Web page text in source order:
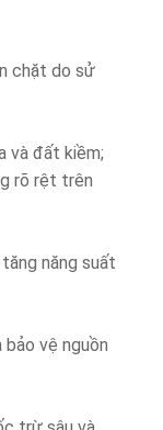
chặt do sử
và đất kiềm;
rõ rệt trên
năng suất
vệ nguồn